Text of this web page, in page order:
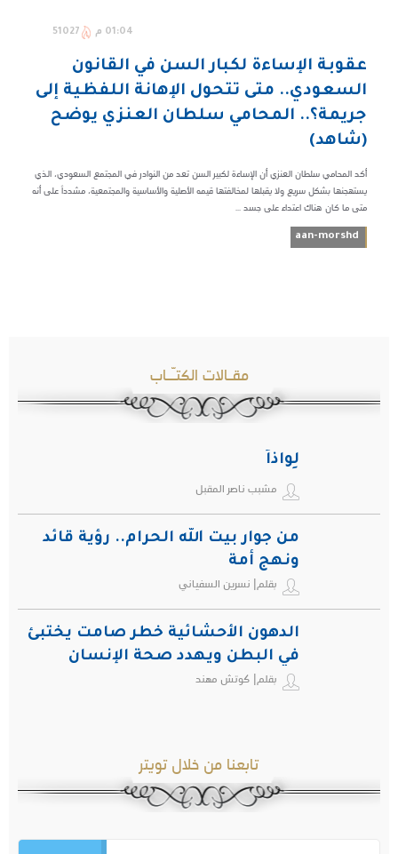
01:04 م 51027
عقوبة الإساءة لكبار السن في القانون
السعودي.. متى تتحول الإهانة اللفظية إلى
جريمة؟.. المحامي سلطان العنزي يوضح
(شاهد)
أكد المحامي سلطان العنزي أن الإساءة لكبير السن تعد من النوادر في المجتمع السعودي، الذي
يستهجنها بشكل سريع ولا يقبلها لمخالفتها قيمه الأصلية والأساسية والمجتمعية، مشدداً على أنه
متى ما كان هناك اعتداء على جسد ...
aan-morshd
مقـالات الكتـّـاب
لِواذاً
مشبب ناصر المقبل
من جوار بيت الله الحرام.. رؤية قائد
ونهج أمة
بقلم| نسرين السفياني
الدهون الأحشائية خطر صامت يختبئ
في البطن ويهدد صحة الإنسان
بقلم| كوتش مهند
تابعنا من خلال تويتر